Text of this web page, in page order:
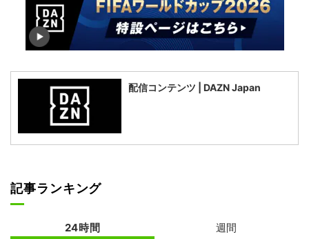
配信コンテンツ | DAZN Japan
記事ランキング
24時間 週間